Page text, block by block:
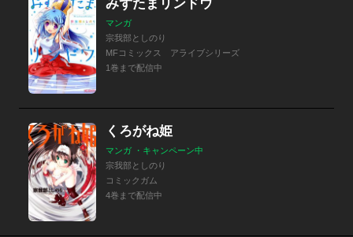
みずたまリンドウ
マンガ
宗我部としのり
MFコミックス アライブシリーズ
1巻まで配信中
くろがね姫
マンガ ・キャンペーン中
宗我部としのり
コミックガム
4巻まで配信中